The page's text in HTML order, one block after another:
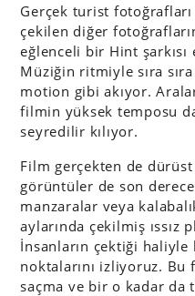
Gerçek turist
çekilen diğer
eğlenceli bir Hint
Müziğin ritmiyle sıra
motion gibi akıyor.
filmin yüksek temposu
seyredilir kılıyor.
Film gerçekten de
görüntüler de son
manzaralar veya
aylarında çekilmiş ıssız
İnsanların çektiği
noktalarını izliyoruz.
saçma ve bir o kadar da